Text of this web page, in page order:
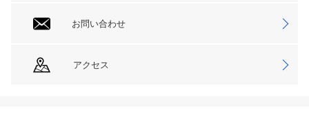
お問い合わせ
アクセス